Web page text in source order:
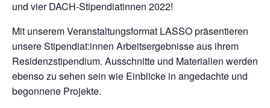
und vier DACH-Stipendiatinnen 2022!
Mit unserem Veranstaltungsformat LASSO präsentieren
unsere Stipendiat:innen Arbeitsergebnisse aus ihrem
Residenzstipendium. Ausschnitte und Materialien werden
ebenso zu sehen sein wie Einblicke in angedachte und
begonnene Projekte.